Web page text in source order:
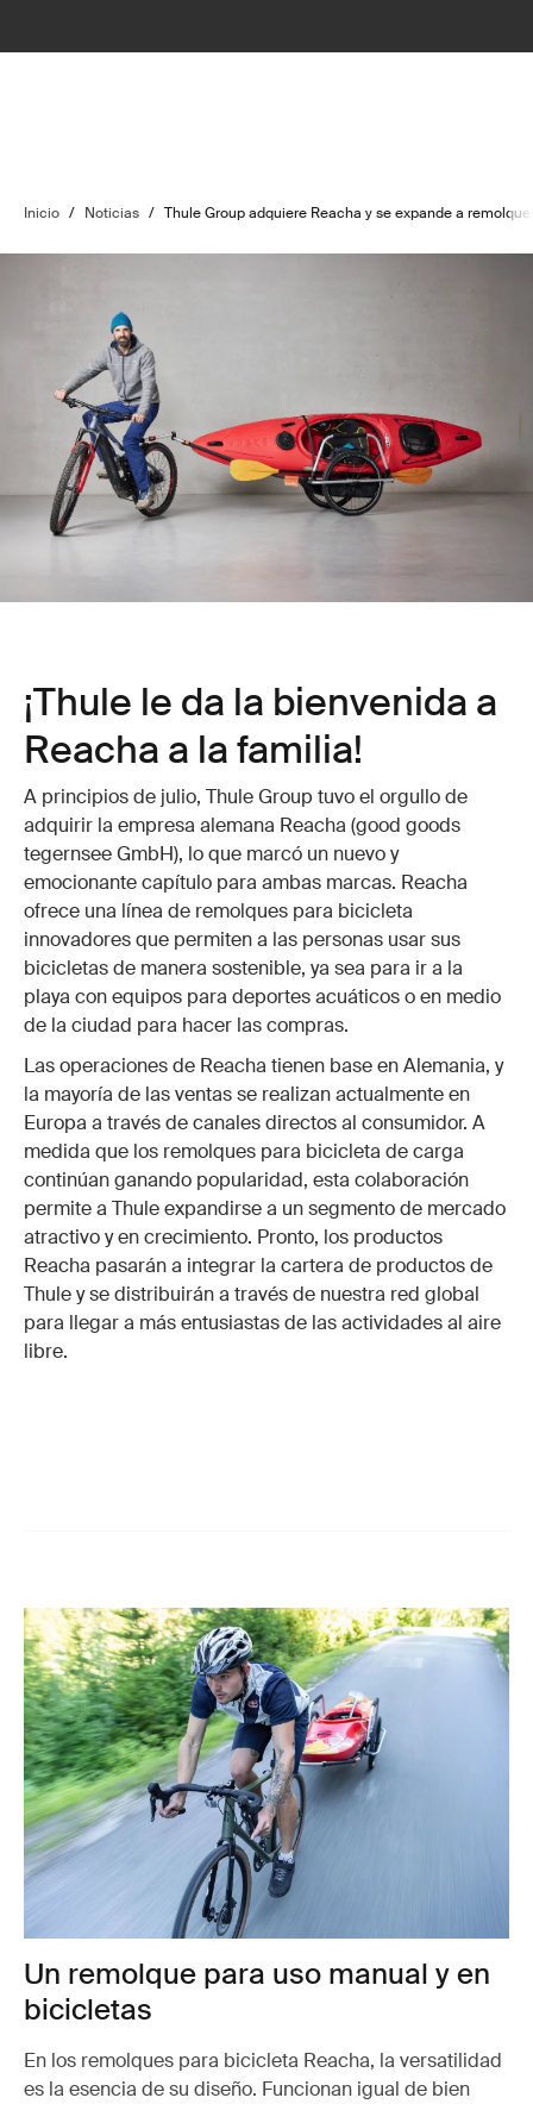
Inicio / Noticias / Thule Group adquiere Reacha y se expande a
¡Thule le da la bienvenida a
Reacha a la familia!
A principios de julio, Thule Group tuvo el orgullo de
adquirir la empresa alemana Reacha (good goods
tegernsee GmbH), lo que marcó un nuevo y
emocionante capítulo para ambas marcas. Reacha
ofrece una línea de remolques para bicicleta
innovadores que permiten a las personas usar sus
bicicletas de manera sostenible, ya sea para ir a la
playa con equipos para deportes acuáticos o en medio
de la ciudad para hacer las compras.
Las operaciones de Reacha tienen base en Alemania, y
la mayoría de las ventas se realizan actualmente en
Europa a través de canales directos al consumidor. A
medida que los remolques para bicicleta de carga
continúan ganando popularidad, esta colaboración
permite a Thule expandirse a un segmento de mercado
atractivo y en crecimiento. Pronto, los productos
Reacha pasarán a integrar la cartera de productos de
Thule y se distribuirán a través de nuestra red global
para llegar a más entusiastas de las actividades al aire
libre.
Un remolque para uso manual y en
bicicletas
En los remolques para bicicleta Reacha, la versatilidad
es la esencia de su diseño. Funcionan igual de bien